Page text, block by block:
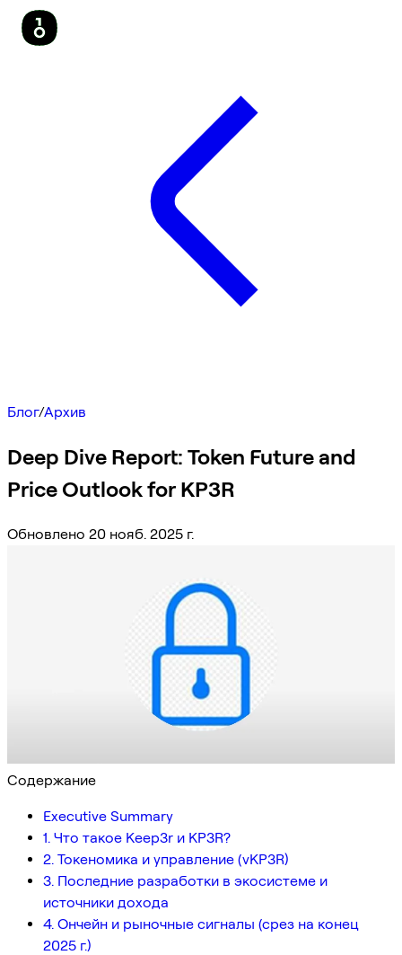
Блог/Архив
Deep Dive Report: Token Future and
Price Outlook for KP3R
Обновлено 20 нояб. 2025 г.
Содержание
Executive Summary
1. Что такое Keep3r и KP3R?
2. Токеномика и управление (vKP3R)
3. Последние разработки в экосистеме и
источники дохода
4. Ончейн и рыночные сигналы (срез на конец
2025 г.)